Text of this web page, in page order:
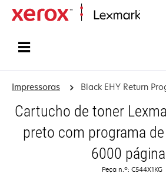
Impressoras Black EHY Return
Cartucho de toner
preto com programa
6000
Peça n.º: C544X1KG